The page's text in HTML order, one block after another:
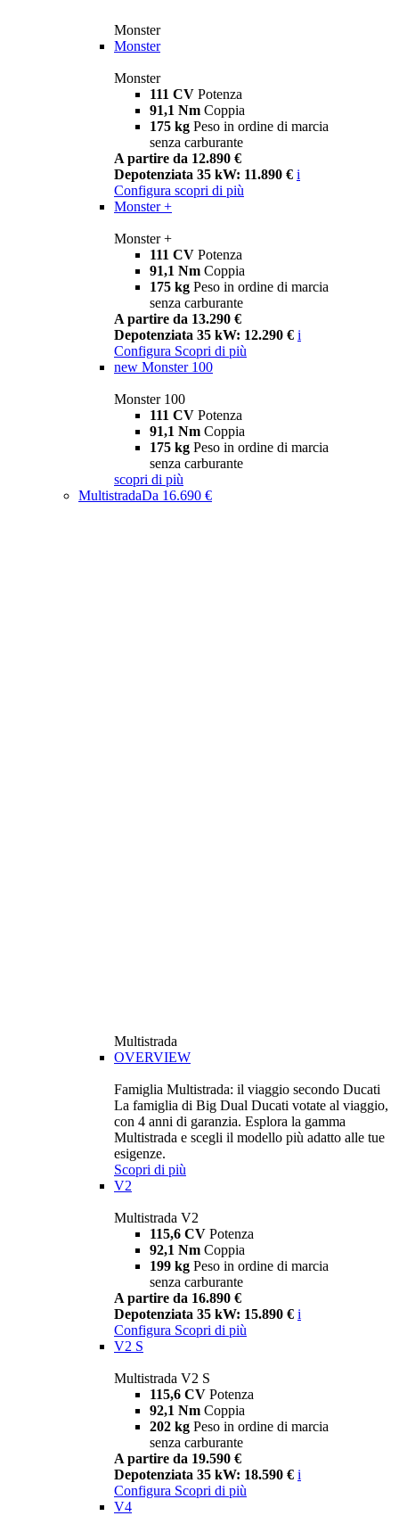
Monster
Monster
Monster
111 CV Potenza
91,1 Nm Coppia
175 kg Peso in ordine di marcia
senza carburante
A partire da 12.890 €
Depotenziata 35 kW: 11.890 € i
Configura scopri di più
Monster +
Monster +
111 CV Potenza
91,1 Nm Coppia
175 kg Peso in ordine di marcia
senza carburante
A partire da 13.290 €
Depotenziata 35 kW: 12.290 € i
Configura Scopri di più
new Monster 100
Monster 100
111 CV Potenza
91,1 Nm Coppia
175 kg Peso in ordine di marcia
senza carburante
scopri di più
MultistradaDa 16.690 €
Multistrada
OVERVIEW
Famiglia Multistrada: il viaggio secondo Ducati
La famiglia di Big Dual Ducati votate al viaggio,
con 4 anni di garanzia. Esplora la gamma
Multistrada e scegli il modello più adatto alle tue
esigenze.
Scopri di più
V2
Multistrada V2
115,6 CV Potenza
92,1 Nm Coppia
199 kg Peso in ordine di marcia
senza carburante
A partire da 16.890 €
Depotenziata 35 kW: 15.890 € i
Configura Scopri di più
V2 S
Multistrada V2 S
115,6 CV Potenza
92,1 Nm Coppia
202 kg Peso in ordine di marcia
senza carburante
A partire da 19.590 €
Depotenziata 35 kW: 18.590 € i
Configura Scopri di più
V4